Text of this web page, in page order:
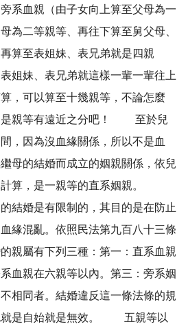
系血親（由子女向上算至父母為一
為二等親等、再往下算至舅父母、
算至表姐妹、表兄弟就是四親
姐妹、表兄弟就這樣一輩一輩往上
，可以算至十幾親等，不論怎麼
是親等有遠近之分吧！ 至於兒
，因為沒血緣關係，所以不是血
母的結婚而成立的姻親關係，依兒
計算，是一親等的直系姻親。
結婚是有限制的，其目的是在防止
緣混亂。依照民法第九百八十三條
親屬有下列三種：第一：直系血親
血親在六親等以內。第三：旁系姻
相同者。結婚違反這一條法條的規
就是自始就是無效。 五親等以